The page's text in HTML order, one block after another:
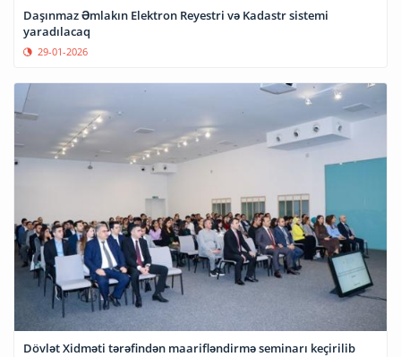
Daşınmaz Əmlakın Elektron Reyestri və Kadastr sistemi
yaradılacaq
29-01-2026
Dövlət Xidməti tərəfindən maarifləndirmə seminarı keçirilib